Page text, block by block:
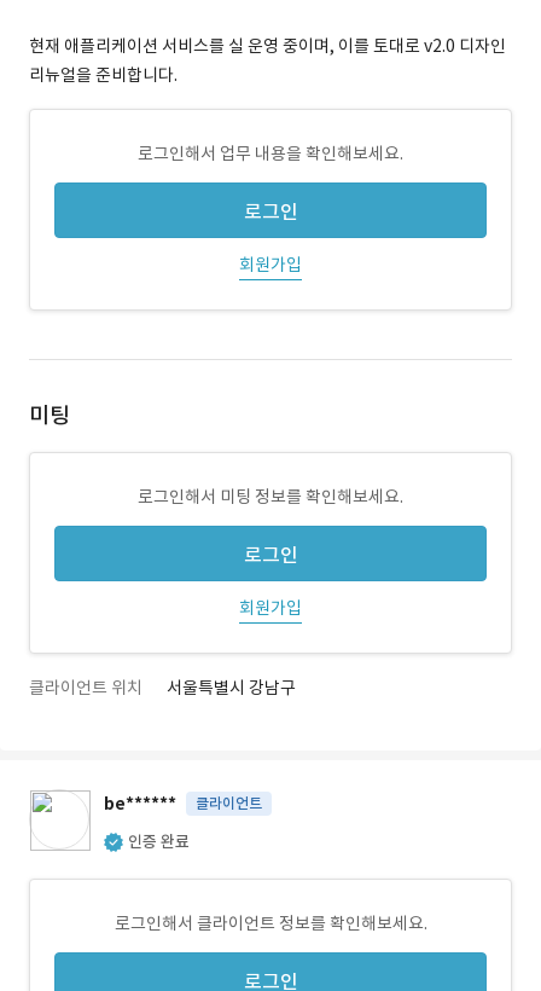
현재 애플리케이션 서비스를 실 운영 중이며, 이를 토대로 v2.0 디자인
리뉴얼을 준비합니다.
로그인해서 업무 내용을 확인해보세요.
로그인
회원가입
미팅
로그인해서 미팅 정보를 확인해보세요.
로그인
회원가입
클라이언트 위치 서울특별시 강남구
be****** 클라이언트
인증 완료
로그인해서 클라이언트 정보를 확인해보세요.
로그인